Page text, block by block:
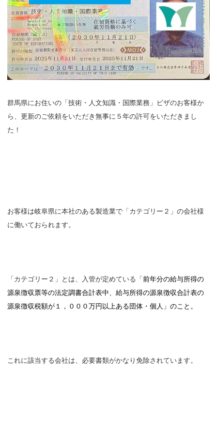
群馬県にお住いの「技術・人文知識・国際業務」ビザのお客様か
ら、更新のご依頼をいただき無事に５年の許可をいただきまし
た！
お客様は岐阜県に本社のある製造業で「カテゴリー２」の会社様
に働いておられます。
「カテゴリー２」とは、入管が定めている「前年分の給与所得の
源泉徴収票等の法定調書合計表中、給与所得の源泉徴収合計表の
源泉徴収税額が１，０００万円以上ある団体・個人」のこと。
これに該当する会社は、必要書類がかなり免除されています。